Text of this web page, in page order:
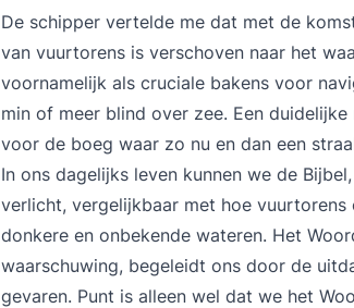
De schipper vertelde me dat met de
van vuurtorens is verschoven naar het
voornamelijk als cruciale bakens voor
min of meer blind over zee. Een
voor de boeg waar zo nu en dan een
In ons dagelijks leven kunnen we de
verlicht, vergelijkbaar met hoe
donkere en onbekende wateren. Het
waarschuwing, begeleidt ons door de
gevaren. Punt is alleen wel dat we het